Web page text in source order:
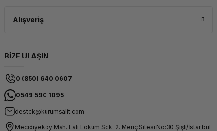
Alışveriş
BİZE ULAŞIN
0 (850) 640 0607
0549 590 1095
destek@kurumsalit.com
Mecidiyeköy Mah. Lati Lokum Sok. 2. Meriç Sitesi No:30 Şişli/İstanbul